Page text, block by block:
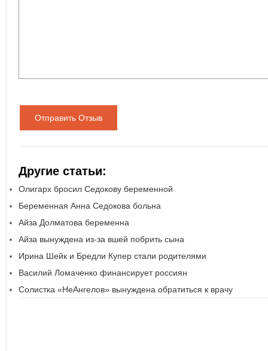
Отправить Отзыв
Другие статьи:
Олигарх бросил Седокову беременной
Беременная Анна Седокова больна
Айза Долматова беременна
Айза вынуждена из-за вшей побрить сына
Ирина Шейк и Бредли Купер стали родителями
Василий Ломаченко финансирует россиян
Солистка «НеАнгелов» вынуждена обратиться к врачу